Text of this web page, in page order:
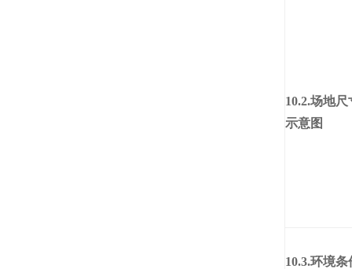
10.2.场地尺
示意图
10.3.环境条